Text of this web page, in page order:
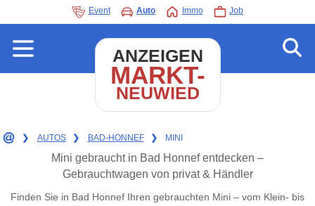
Event Auto Immo Job
ANZEIGEN
MARKT-
NEUWIED
❯ AUTOS ❯ BAD-HONNEF ❯ MINI
Mini gebraucht in Bad Honnef entdecken –
Gebrauchtwagen von privat & Händler
Finden Sie in Bad Honnef Ihren gebrauchten Mini – vom Klein- bis